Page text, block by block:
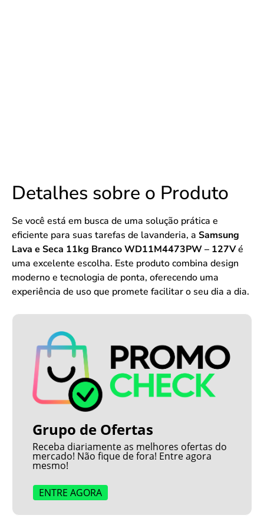
Detalhes sobre o Produto
Se você está em busca de uma solução prática e
eficiente para suas tarefas de lavanderia, a Samsung
Lava e Seca 11kg Branco WD11M4473PW – 127Vé
uma excelente escolha. Este produto combina design
moderno e tecnologia de ponta, oferecendo uma
experiência de uso que promete facilitar o seu dia a dia.
Grupo de Ofertas
Receba diariamente as melhores ofertas do
mercado! Não fique de fora! Entre agora
mesmo!
ENTRE AGORA